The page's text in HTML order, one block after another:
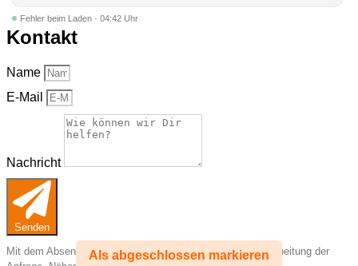
Als abgeschlossen markieren
Fehler beim Laden · 04:42 Uhr
Kontakt
Name
E-Mail
Nachricht
Senden
Mit dem Absenden verarbeiten wir Deine Angaben zur Bearbeitung der